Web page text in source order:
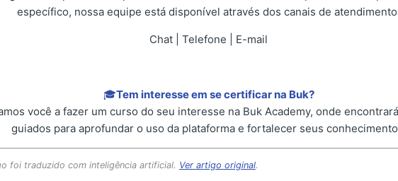
específico, nossa equipe está disponível através dos canais de
Chat | Telefone | E-mail
🎓Tem interesse em se certificar na Buk?
você a fazer um curso do seu interesse na Buk Academy, onde
guiados para aprofundar o uso da plataforma e fortalecer seus
foi traduzido com inteligência artificial. Ver artigo original.